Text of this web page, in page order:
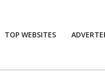
TOP WEBSITES